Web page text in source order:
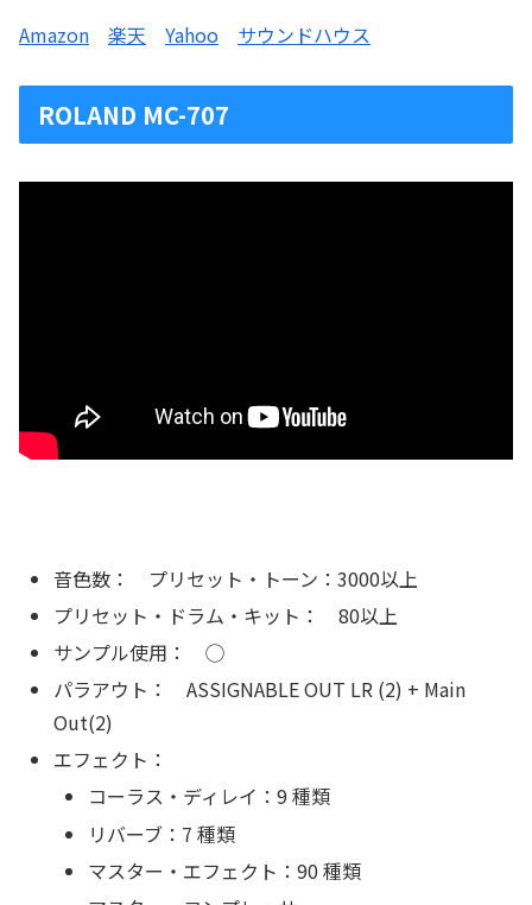
Amazon 楽天 Yahoo サウンドハウス
ROLAND MC-707
音色数： プリセット・トーン：3000以上
プリセット・ドラム・キット： 80以上
サンプル使用： ◯
パラアウト： ASSIGNABLE OUT LR (2) + Main
Out(2)
エフェクト：
コーラス・ディレイ：9 種類
リバーブ：7 種類
マスター・エフェクト：90 種類